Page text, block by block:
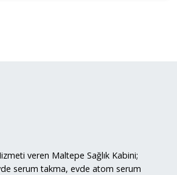
veren Maltepe Sağlık Kabini;
serum takma, evde atom serum